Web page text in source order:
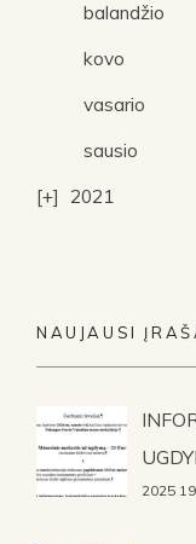
balandžio
kovo
vasario
sausio
2021
NAUJAUSI
2025